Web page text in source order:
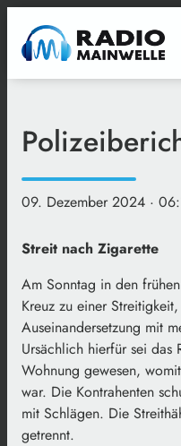
09. Dezember 2024 ·
Streit nach Zigarette
Am Sonntag in den
Kreuz zu einer
Auseinandersetzung mit
Ursächlich hierfür sei das
Wohnung gewesen,
war. Die Kontrahenten
mit Schlägen. Die
getrennt.